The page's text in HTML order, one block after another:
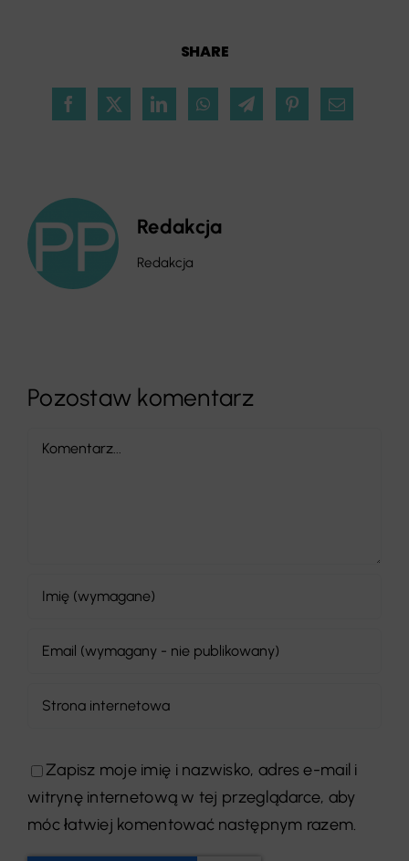
SHARE
Redakcja
Redakcja
Pozostaw komentarz
Comment
Zapisz moje imię i nazwisko, adres e-mail i
witrynę internetową w tej przeglądarce, aby
móc łatwiej komentować następnym razem.